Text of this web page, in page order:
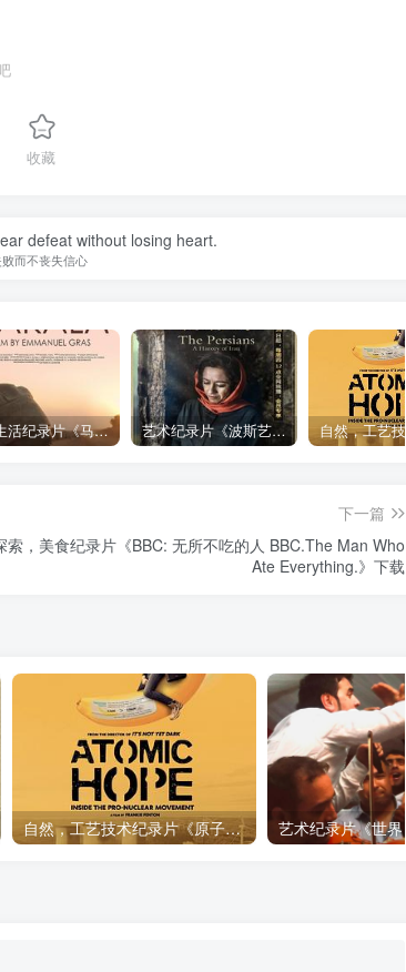
收藏
defeat without losing heart.
而不丧失信心
社会生活纪录片《马加拉 Makala》下载 艺术纪录片《波斯艺术 Art of Persia》下载
下一篇
索，美食纪录片《BBC: 无所不吃的人 BBC.The Man Who
Ate Everything.》下载
自然，工艺技术纪录片《原子能的希望 Atomic Hope – Inside the Pro-Nuclear Movement》下载